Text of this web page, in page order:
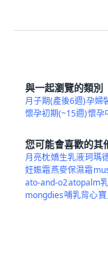
與一起瀏覽的類別
月子期(產後6週)孕婦
懷孕初期(~15週)懷孕
您可能會喜歡的其
月亮枕嬌生乳液珂瑪
妊娠霜燕麥保濕霜
ato-and-o2atopalm
mongdies哺乳背心